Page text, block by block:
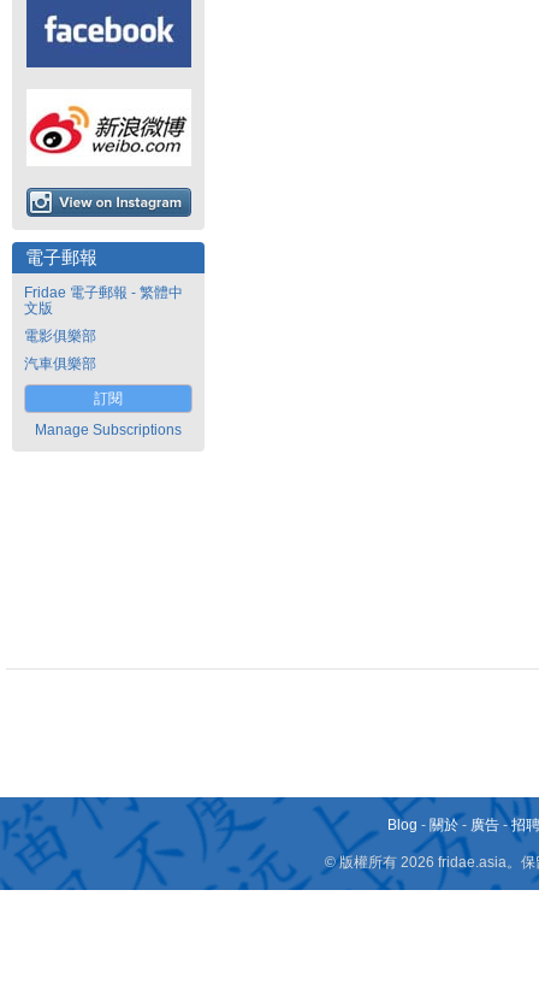
電子郵報
Fridae 電子郵報 - 繁體中
文版
電影俱樂部
汽車俱樂部
訂閱
Manage Subscriptions
Blog - 關於 - 廣告 -招
© 版權所有 2026 fridae.asia。